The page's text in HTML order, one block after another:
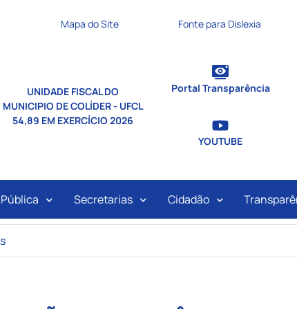
de acessibilidade
Mapa do Site Fonte para Dislexia
UNIDADE FISCAL DO
MUNICIPIO DE COLÍDER - UFCL
54,89 EM EXERCÍCIO 2026
Portal Transparência
YOUTUBE
Secretarias Cidadão